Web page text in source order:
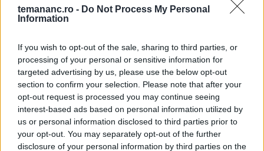
temananc.ro - Do Not Process My Personal
Information
If you wish to opt-out of the sale, sharing to third parties, or
processing of your personal or sensitive information for
targeted advertising by us, please use the below opt-out
section to confirm your selection. Please note that after your
opt-out request is processed you may continue seeing
interest-based ads based on personal information utilized by
us or personal information disclosed to third parties prior to
your opt-out. You may separately opt-out of the further
disclosure of your personal information by third parties on the
proteine